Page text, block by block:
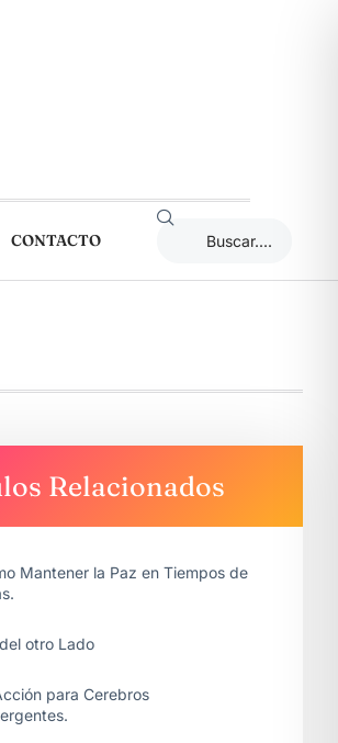
CONTACTO
Relacionados
Mantener la Paz en Tiempos de
otro Lado
para Cerebros